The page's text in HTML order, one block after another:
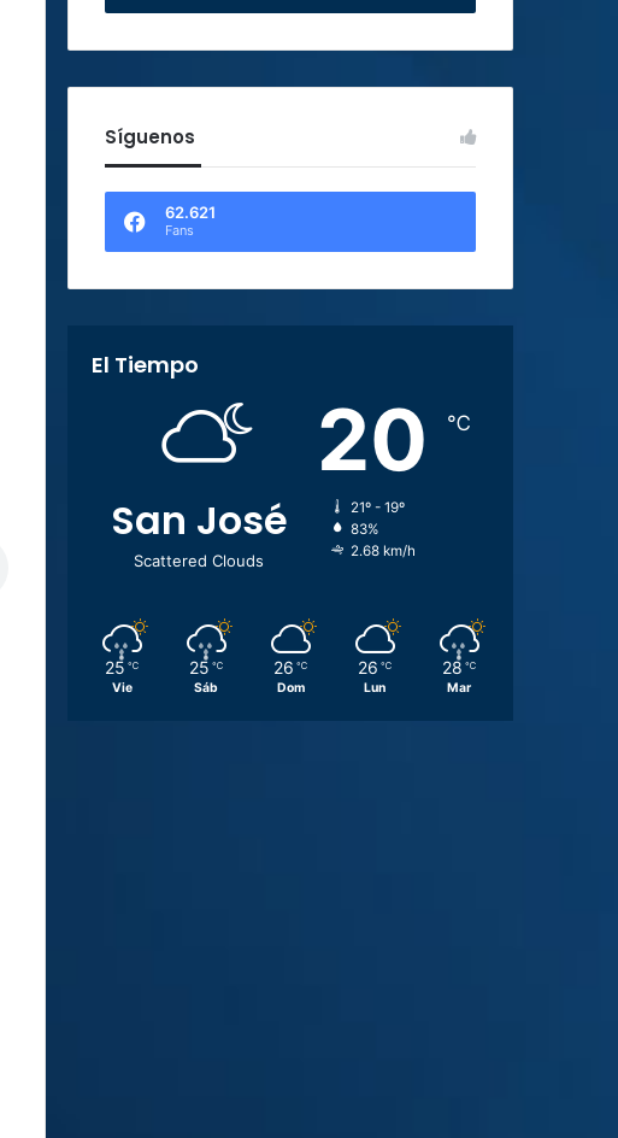
Síguenos
62.621
Fans
El Tiempo
San José
Scattered Clouds
20 ℃
21º - 19º
83%
2.68 km/h
25 ℃
Vie
25 ℃
Sáb
26 ℃
Dom
26 ℃
Lun
28 ℃
Mar